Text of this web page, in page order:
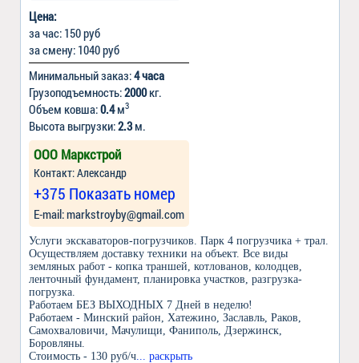
Цена:
за час: 150 руб
за смену: 1040 руб
Минимальный заказ:4 часа
Грузоподъемность:2000кг.
Объем ковша:0.4м3
Высота выгрузки:2.3м.
ООО Маркстрой
Контакт: Александр
+375 Показать номер
Е-mail: markstroyby@gmail.com
Услуги экскаваторов-погрузчиков. Парк 4 погрузчика + трал.
Осуществляем доставку техники на объект. Все виды
земляных работ - копка траншей, котлованов, колодцев,
ленточный фундамент, планировка участков, разгрузка-
погрузка.
Работаем БЕЗ ВЫХОДНЫХ 7 Дней в неделю!
Работаем - Минский район, Хатежино, Заславль, Раков,
Самохваловичи, Мачулищи, Фаниполь, Дзержинск,
Боровляны.
Стоимость - 130 руб/ч ... раскрыть